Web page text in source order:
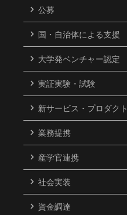
公募
国・自治体による支援
大学発ベンチャー認定
実証実験・試験
新サービス・プロダクト
業務提携
産学官連携
社会実装
資金調達